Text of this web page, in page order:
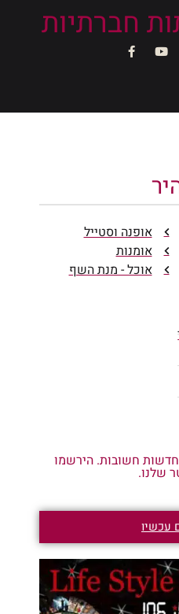
אופנה וסטייל
אומנות
אוכל - מנת השף
חשובות. הירשמו
שלנו.
עכשיו